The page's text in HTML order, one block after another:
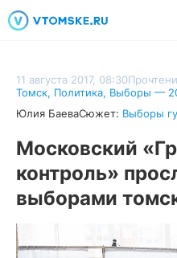
11 августа 2017, 08:30
Томск, Политика, Выборы —
Юлия БаеваСюжет: Выборы
Московский
контроль»
выборами